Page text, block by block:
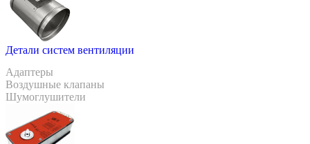
Детали систем вентиляции
Адаптеры
Воздушные клапаны
Шумоглушители